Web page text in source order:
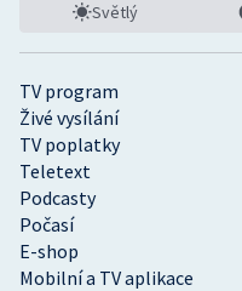
TV program
Živé vysílání
TV poplatky
Teletext
Podcasty
Počasí
E-shop
Mobilní a TV aplikace
Světlý